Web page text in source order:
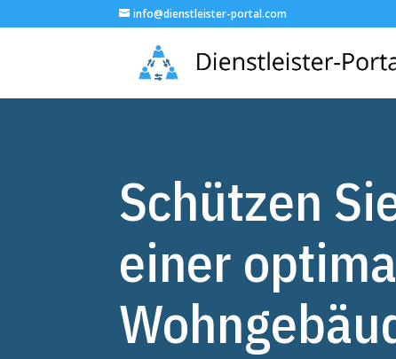
info@dienstleister-portal.com
Schützen
einer